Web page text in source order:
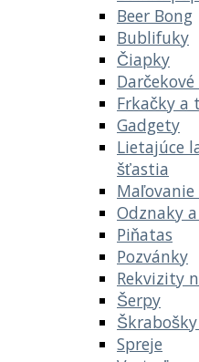
Beer Bong
Bublifuky
Čiapky
Frkačky
Gadgety
Lietajúce
šťastia
Odznaky
Piňatas
Pozvánky
Rekvizity
Šerpy
Spreje